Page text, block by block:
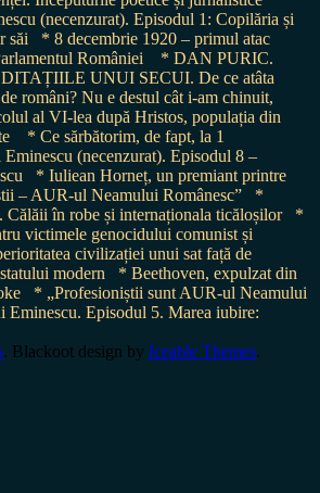
(necenzurat). Episodul 1: Copilăria și
săi
* 8 decembrie 1920 – primul atac
României
* DAN PURIC.
UNUI SECUI. De ce atâta
români? Nu e destul cât i-am chinuit,
al VI-lea după Hristos, populația din
* Ce sărbătorim, de fapt, la 1
(necenzurat). Episodul 8 –
* Iuliean Horneț, un premiant printre
– AUR-ul Neamului Românesc”
*
Călăii în robe și internaționala ticăloșilor
*
victimele genocidului comunist și
civilizației unui sat față de
modern
* Beethoven, expulzat din
* „Profesioniștii sunt AUR-ul Neamului
Eminescu. Episodul 5. Marea iubire:
. Blackoot design by Iceable Themes.